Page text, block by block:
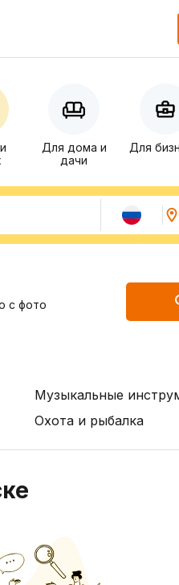
Для дома и
дачи
Для
с фото
Музыкальные
Охота и рыбалка